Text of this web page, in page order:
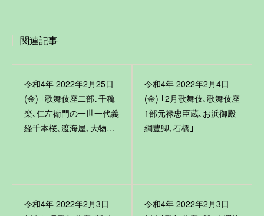
関連記事
令和4年 2022年2月25日
(金) ｢歌舞伎座二部､千穐
楽､仁左衛門の一世一代義
経千本桜､渡海屋､大物…
令和4年 2022年2月4日
(金) ｢2月歌舞伎､歌舞伎座
1部元禄忠臣蔵､お浜御殿
綱豊卿､石橋｣
令和4年 2022年2月3日
令和4年 2022年2月3日